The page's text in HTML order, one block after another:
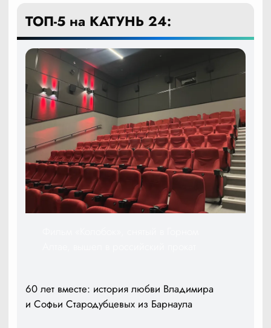
ТОП-5 на КАТУНЬ 24:
60 лет вместе: история любви Владимира
и Софьи Стародубцевых из Барнаула